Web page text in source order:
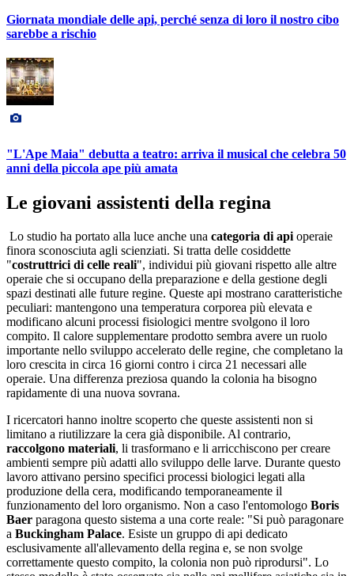
Giornata mondiale delle api, perché senza di loro il nostro cibo
sarebbe a rischio
"L'Ape Maia" debutta a teatro: arriva il musical che celebra 50
anni della piccola ape più amata
Le giovani assistenti della regina
Lo studio ha portato alla luce anche una categoria di api operaie
finora sconosciuta agli scienziati. Si tratta delle cosiddette
"costruttrici di celle reali", individui più giovani rispetto alle altre
operaie che si occupano della preparazione e della gestione degli
spazi destinati alle future regine. Queste api mostrano caratteristiche
peculiari: mantengono una temperatura corporea più elevata e
modificano alcuni processi fisiologici mentre svolgono il loro
compito. Il calore supplementare prodotto sembra avere un ruolo
importante nello sviluppo accelerato delle regine, che completano la
loro crescita in circa 16 giorni contro i circa 21 necessari alle
operaie. Una differenza preziosa quando la colonia ha bisogno
rapidamente di una nuova sovrana.
I ricercatori hanno inoltre scoperto che queste assistenti non si
limitano a riutilizzare la cera già disponibile. Al contrario,
raccolgono materiali, li trasformano e li arricchiscono per creare
ambienti sempre più adatti allo sviluppo delle larve. Durante questo
lavoro attivano persino specifici processi biologici legati alla
produzione della cera, modificando temporaneamente il
funzionamento del loro organismo. Non a caso l'entomologo Boris
Baer paragona questo sistema a una corte reale: "Si può paragonare
a Buckingham Palace. Esiste un gruppo di api dedicato
esclusivamente all'allevamento della regina e, se non svolge
correttamente questo compito, la colonia non può riprodursi". Lo